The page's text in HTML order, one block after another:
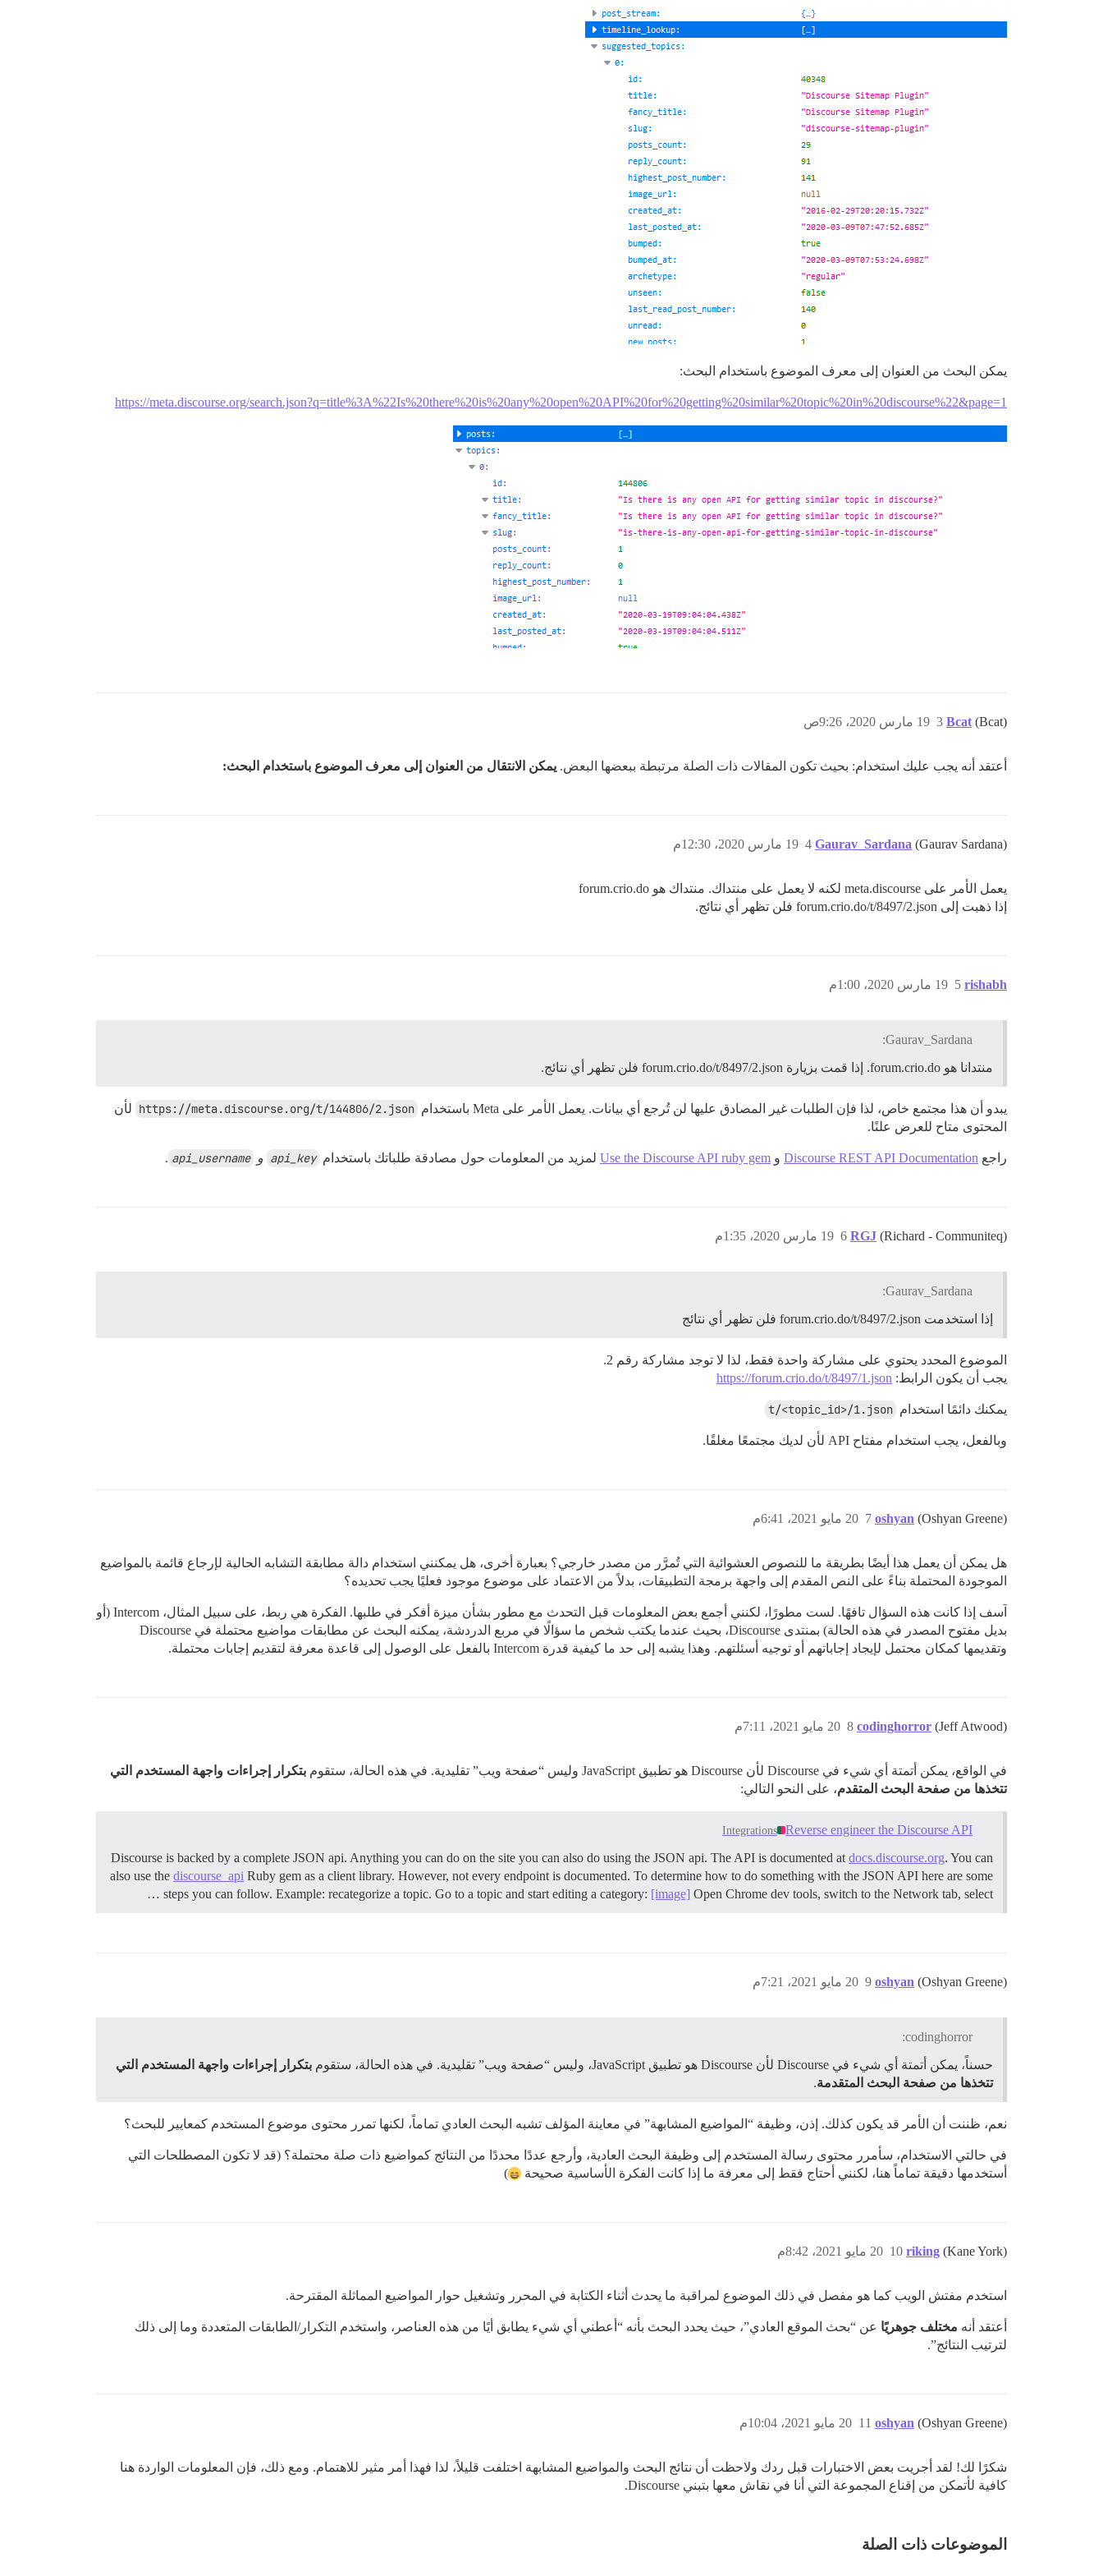
يمكن البحث من العنوان إلى معرف الموضوع باستخدام البحث:
https://meta.discourse.org/search.json?q=title%3A%22Is%20there%20is%20any%20open%20API%20for%20getting%20similar%20topic%20in%20discourse%22&page=1
Bcat (Bcat) 19 مارس 2020، 9:26ص 3
أعتقد أنه يجب عليك استخدام: بحيث تكون المقالات ذات الصلة مرتبطة ببعضها البعض. يمكن الانتقال من العنوان إلى معرف الموضوع باستخدام البحث:
Gaurav_Sardana (Gaurav Sardana) 19 مارس 2020، 12:30م 4
يعمل الأمر على meta.discourse لكنه لا يعمل على منتداك. منتداك هو forum.crio.do
إذا ذهبت إلى forum.crio.do/t/8497/2.json فلن تظهر أي نتائج.
rishabh 19 مارس 2020، 1:00م 5
Gaurav_Sardana:
منتدانا هو forum.crio.do. إذا قمت بزيارة forum.crio.do/t/8497/2.json فلن تظهر أي نتائج.
يبدو أن هذا مجتمع خاص، لذا فإن الطلبات غير المصادق عليها لن تُرجع أي بيانات. يعمل الأمر على Meta باستخدام https://meta.discourse.org/t/144806/2.json لأن
المحتوى متاح للعرض علنًا.
راجع Discourse REST API Documentation و Use the Discourse API ruby gem لمزيد من المعلومات حول مصادقة طلباتك باستخدام api_key و api_username
.
RGJ (Richard - Communiteq) 19 مارس 2020، 1:35م 6
Gaurav_Sardana:
إذا استخدمت forum.crio.do/t/8497/2.json فلن تظهر أي نتائج
الموضوع المحدد يحتوي على مشاركة واحدة فقط، لذا لا توجد مشاركة رقم 2.
يجب أن يكون الرابط: https://forum.crio.do/t/8497/1.json
يمكنك دائمًا استخدام t/<topic_id>/1.json
وبالفعل، يجب استخدام مفتاح API لأن لديك مجتمعًا مغلقًا.
oshyan (Oshyan Greene) 20 مايو 2021، 6:41م 7
هل يمكن أن يعمل هذا أيضًا بطريقة ما للنصوص العشوائية التي تُمرَّر من مصدر خارجي؟ بعبارة أخرى، هل يمكنني استخدام دالة مطابقة التشابه الحالية لإرجاع قائمة بالمواضيع
الموجودة المحتملة بناءً على النص المقدم إلى واجهة برمجة التطبيقات، بدلاً من الاعتماد على موضوع موجود فعليًا يجب تحديده؟
آسف إذا كانت هذه السؤال تافهًا. لست مطورًا، لكنني أجمع بعض المعلومات قبل التحدث مع مطور بشأن ميزة أفكر في طلبها. الفكرة هي ربط، على سبيل المثال، Intercom (أو
بديل مفتوح المصدر في هذه الحالة) بمنتدى Discourse، بحيث عندما يكتب شخص ما سؤالًا في مربع الدردشة، يمكنه البحث عن مطابقات مواضيع محتملة في Discourse
وتقديمها كمكان محتمل لإيجاد إجاباتهم أو توجيه أسئلتهم. وهذا يشبه إلى حد ما كيفية قدرة Intercom بالفعل على الوصول إلى قاعدة معرفة لتقديم إجابات محتملة.
codinghorror (Jeff Atwood) 20 مايو 2021، 7:11م 8
في الواقع، يمكن أتمتة أي شيء في Discourse لأن Discourse هو تطبيق JavaScript وليس “صفحة ويب” تقليدية. في هذه الحالة، ستقوم
بتكرار إجراءات واجهة المستخدم التي
تتخذها من صفحة البحث المتقدم، على النحو التالي:
Reverse engineer the Discourse API
Integrations
Discourse is backed by a complete JSON api. Anything you can do on the site you can also do using the JSON api. The API is documented at docs.discourse.org. You can
also use the discourse_api Ruby gem as a client library. However, not every endpoint is documented. To determine how to do something with the JSON API here are some
steps you can follow. Example: recategorize a topic. Go to a topic and start editing a category: [image] Open Chrome dev tools, switch to the Network tab, select …
oshyan (Oshyan Greene) 20 مايو 2021، 7:21م 9
codinghorror:
حسناً، يمكن أتمتة أي شيء في Discourse لأن Discourse هو تطبيق JavaScript، وليس “صفحة ويب” تقليدية. في هذه الحالة، ستقوم
بتكرار إجراءات واجهة المستخدم التي
تتخذها من صفحة البحث المتقدمة.
نعم، ظننت أن الأمر قد يكون كذلك. إذن، وظيفة “المواضيع المشابهة” في معاينة المؤلف تشبه البحث العادي تماماً، لكنها تمرر محتوى موضوع المستخدم كمعايير للبحث؟
في حالتي الاستخدام، سأمرر محتوى رسالة المستخدم إلى وظيفة البحث العادية، وأرجع عددًا محددًا من النتائج كمواضيع ذات صلة محتملة؟ (قد لا تكون المصطلحات التي
أستخدمها دقيقة تماماً هنا، لكنني أحتاج فقط إلى معرفة ما إذا كانت الفكرة الأساسية صحيحة
)
riking (Kane York) 20 مايو 2021، 8:42م 10
استخدم مفتش الويب كما هو مفصل في ذلك الموضوع لمراقبة ما يحدث أثناء الكتابة في المحرر وتشغيل حوار المواضيع المماثلة المقترحة.
أعتقد أنه مختلف جوهريًا عن “بحث الموقع العادي”، حيث يحدد البحث بأنه “أعطني أي شيء يطابق أيًا من هذه العناصر، واستخدم التكرار/الطابقات المتعددة وما إلى ذلك
لترتيب النتائج”.
oshyan (Oshyan Greene) 20 مايو 2021، 10:04م 11
شكرًا لك! لقد أجريت بعض الاختبارات قبل ردك ولاحظت أن نتائج البحث والمواضيع المشابهة اختلفت قليلاً، لذا فهذا أمر مثير للاهتمام. ومع ذلك، فإن المعلومات الواردة هنا
كافية لأتمكن من إقناع المجموعة التي أنا في نقاش معها بتبني Discourse.
الموضوعات ذات الصلة